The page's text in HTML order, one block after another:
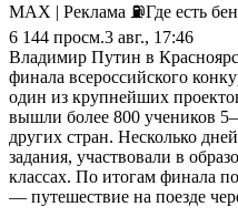
MAX | Реклама ⛽️Где есть
6 144 просм.3 авг., 17:46
Владимир Путин в
финала всероссийского
один из крупнейших
вышли более 800 учеников
других стран. Несколько
задания, участвовали в
классах. По итогам финала
— путешествие на поезде